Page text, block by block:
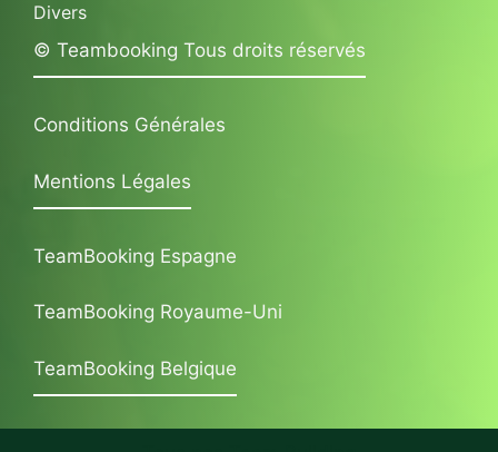
Divers
© Teambooking Tous droits réservés
Conditions Générales
Mentions Légales
TeamBooking Espagne
TeamBooking Royaume-Uni
TeamBooking Belgique